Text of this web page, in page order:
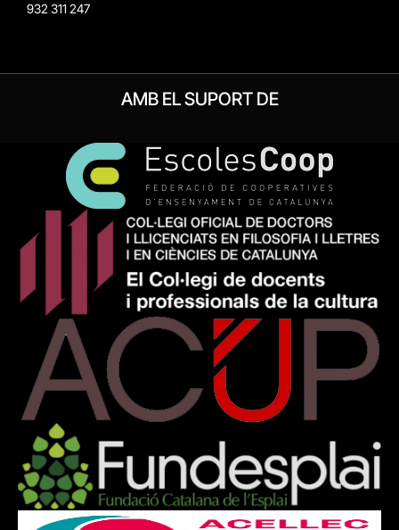
932 311 247
AMB EL SUPORT DE